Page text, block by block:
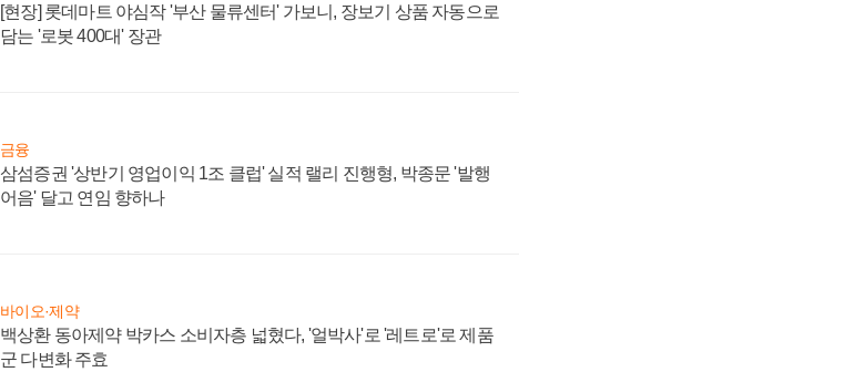
[현장] 롯데마트 야심작 '부산 물류센터' 가보니, 장보기 상품 자동으로
담는 '로봇 400대' 장관
금융
삼섬증권 '상반기 영업이익 1조 클럽' 실적 랠리 진행형, 박종문 '발행
어음' 달고 연임 향하나
바이오·제약
백상환 동아제약 박카스 소비자층 넓혔다, '얼박사'로 '레트로'로 제품
군 다변화 주효